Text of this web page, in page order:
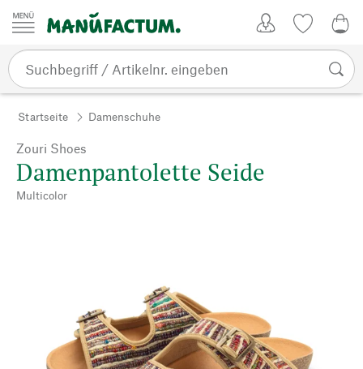
Zum Inhalt springen
Startseite Damenschuhe
Zouri Shoes
Damenpantolette Seide
Multicolor